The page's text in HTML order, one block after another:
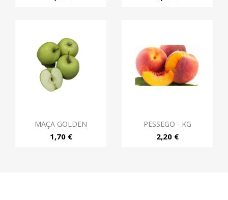
MAÇA GOLDEN
1,70 €
PESSEGO - KG
2,20 €